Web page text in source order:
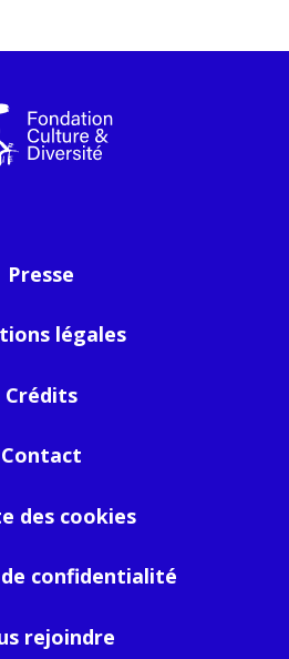
Presse
légales
Crédits
Contact
des cookies
confidentialité
rejoindre